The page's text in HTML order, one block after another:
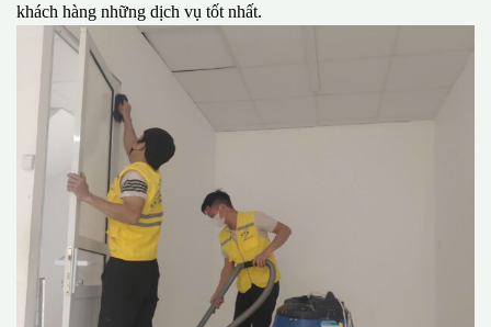
khách hàng những dịch vụ tốt nhất.